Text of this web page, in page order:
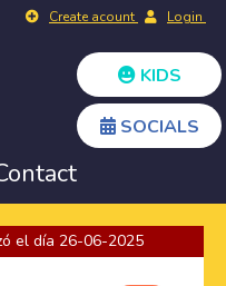
Create acount Login
KIDS
SOCIALS
el día 26-06-2025